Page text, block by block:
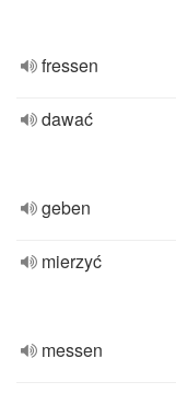
fressen
dawać
geben
mierzyć
messen